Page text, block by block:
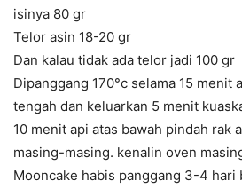
isinya 80 gr
Telor asin 18-20 gr
Dan kalau tidak ada telor jadi 100 gr
Dipanggang 170°c selama 15 menit
tengah dan keluarkan 5 menit
10 menit api atas bawah pindah rak
masing-masing. kenalin oven
Mooncake habis panggang 3-4 hari